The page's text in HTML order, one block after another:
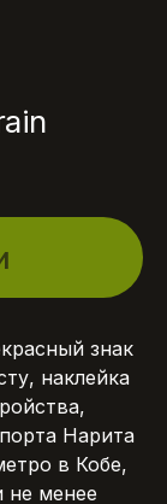
знак
наклейка
Нарита
в Кобе,
не менее